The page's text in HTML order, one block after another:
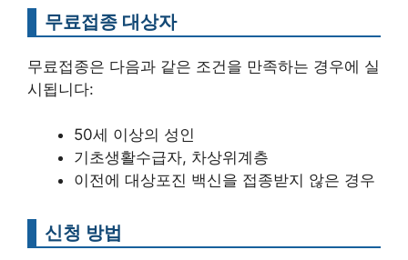
무료접종 대상자
무료접종은 다음과 같은 조건을 만족하는 경우에 실
시됩니다:
50세 이상의 성인
기초생활수급자, 차상위계층
이전에 대상포진 백신을 접종받지 않은 경우
신청 방법